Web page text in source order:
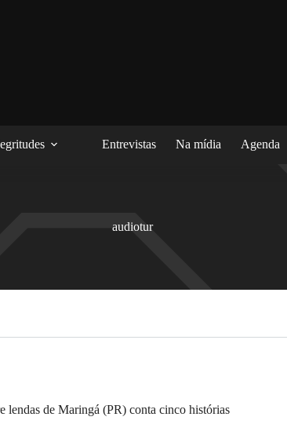
Entrevistas Na mídia Agenda
audiotur
lendas de Maringá (PR) conta cinco histórias